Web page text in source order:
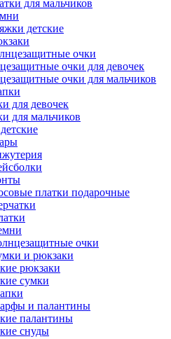
для мальчиков
детские
очки
очки для девочек
очки для мальчиков
для девочек
для мальчиков
платки подарочные
очки
и рюкзаки
рюкзаки
сумки
и палантины
палантины
снуды